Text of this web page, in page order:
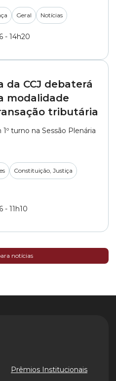
Tutelares da cidade de São
os atendimentos e
feitas por
documento, apresentado
Geral Notícias
- 14h20
da CCJ debaterá
modalidade
tributária
turno na Sessão Plenária
Constituição, Justiça
11h10
notícias
Prêmios Institucionais